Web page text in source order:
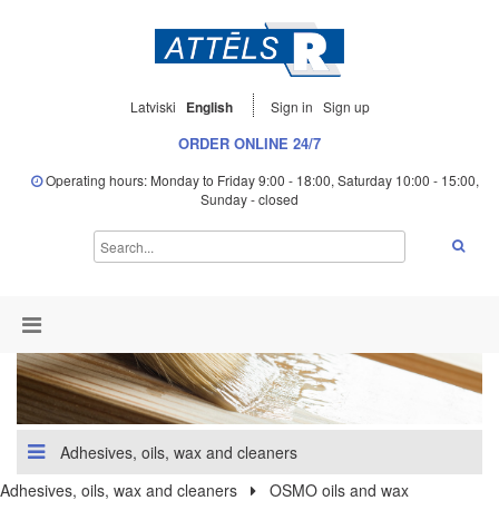
Latviski English Sign in Sign up
ORDER ONLINE 24/7
Operating hours: Monday to Friday 9:00 - 18:00, Saturday 10:00 - 15:00,
Sunday - closed
Adhesives, oils, wax and cleaners
Adhesives, oils, wax and cleaners
OSMO oils and wax